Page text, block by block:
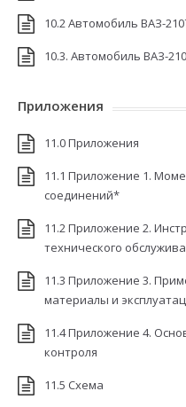
10.2 Автомобиль ВАЗ-
10.3. Автомобиль ВАЗ-
Приложения
11.0 Приложения
11.1 Приложение 1.
соединений*
11.2 Приложение 2.
технического
11.3 Приложение 3.
материалы и
11.4 Приложение 4.
контроля
11.5 Cхема